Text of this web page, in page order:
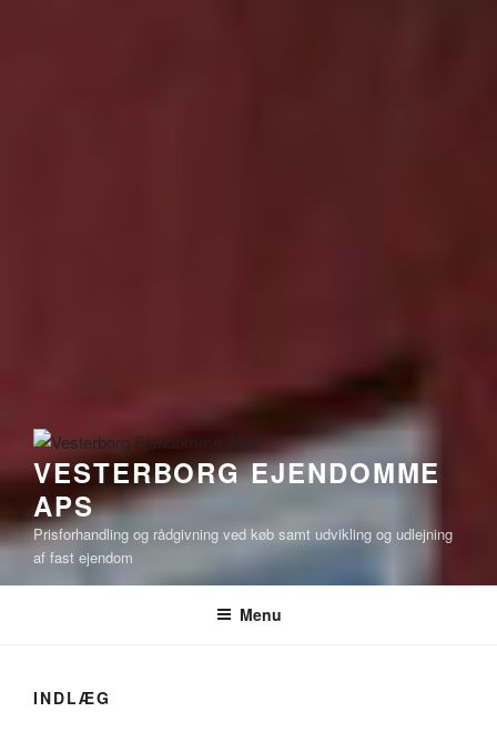
VESTERBORG EJENDOMME
APS
Prisforhandling og rådgivning ved køb samt udvikling og udlejning
af fast ejendom
Menu
INDLÆG